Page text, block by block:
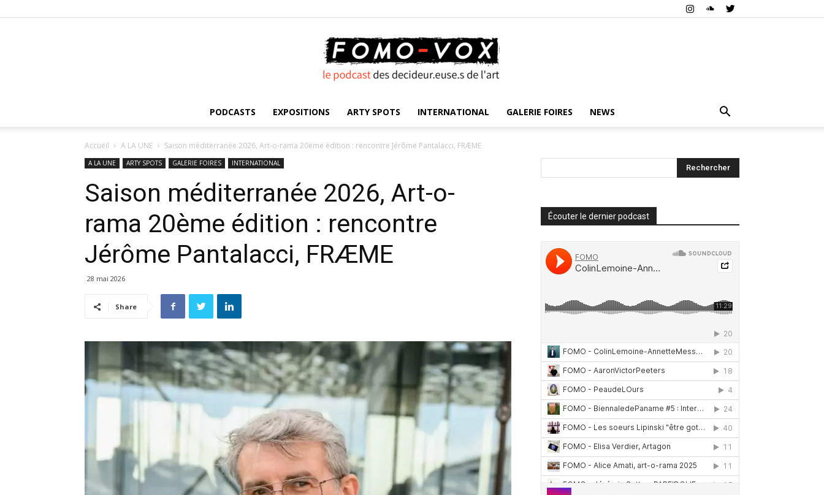
VOX
PODCASTS EXPOSITIONS ARTY SPOTS INTERNATIONAL GALERIE FOIRES NEWS
Accueil A LA UNE Saison méditerranée 2026, Art-o-rama 20ème édition : rencontre Jérôme Pantalacci, FRÆME
A LA UNE ARTY SPOTS GALERIE FOIRES INTERNATIONAL
Saison méditerranée 2026, Art-o-
rama 20ème édition : rencontre
Jérôme Pantalacci, FRÆME
28 mai 2026
Share
Écouter le dernier podcast